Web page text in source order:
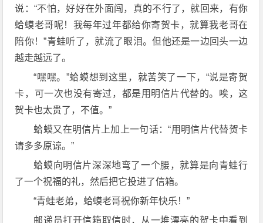
说：“不怕，好好在外面闯，真的不行了，就回来，有你
蛤蟆老哥呢！我每年过年都给你寄贺卡，就算我老哥在
陪你！”青蛙听了，就流了眼泪。但他还是一边回头一边
越走越远了。
“嘿嘿。”蛤蟆想到这里，就苦笑了一下，“说是寄贺
卡，可一次也没有寄过，都是用明信片代替的。唉，这
贺卡也太贵了，不值。”
蛤蟆又在明信片上加上一句话：“用明信片代替贺卡
请多多原谅。”
蛤蟆向明信片深深地弯了一个腰，就算是向青蛙行
了一个祝福的礼，然后把它投进了信箱。
“青蛙老弟，蛤蟆老哥祝你新年快乐！”
邮递员打开信箱取信时，从一堆漂亮的贺卡中看到